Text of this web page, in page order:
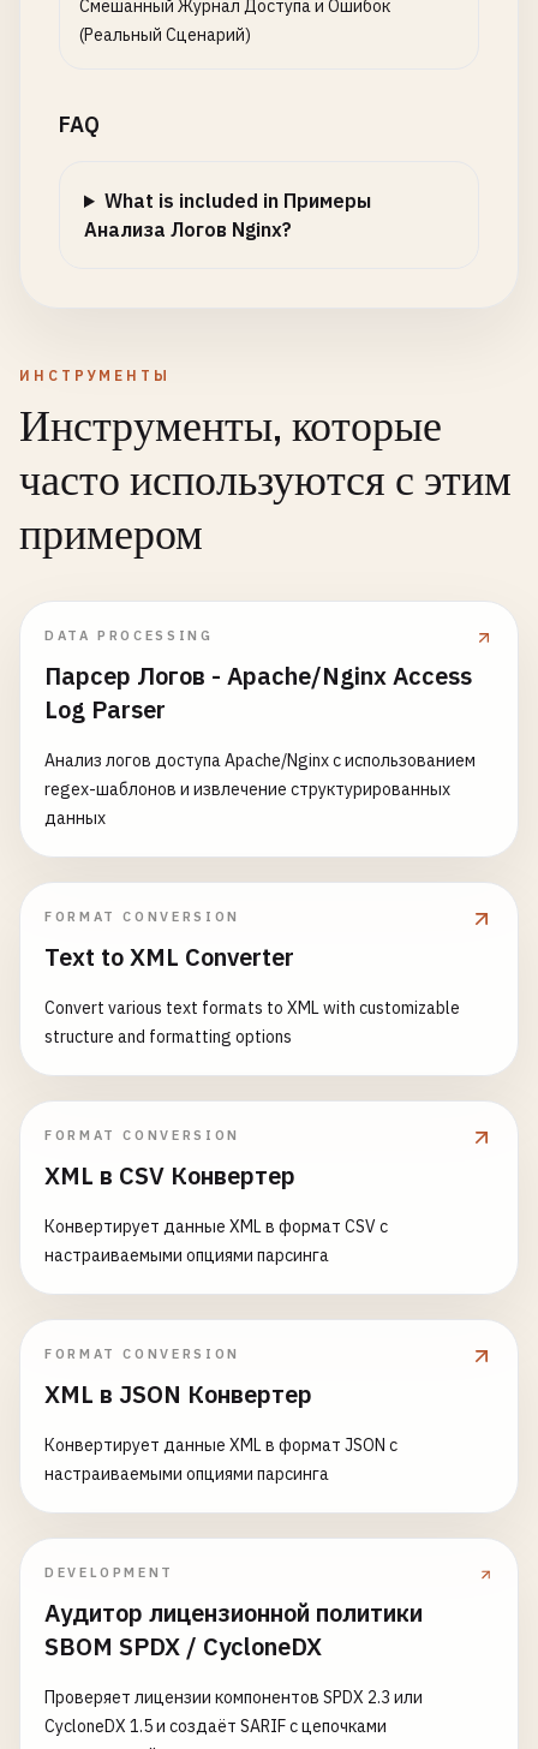
Смешанный Журнал Доступа и Ошибок
(Реальный Сценарий)
FAQ
What is included in Примеры
Анализа Логов Nginx?
ИНСТРУМЕНТЫ
Инструменты, которые
часто используются с этим
примером
DATA PROCESSING
Парсер Логов - Apache/Nginx Access
Log Parser
Анализ логов доступа Apache/Nginx с использованием
regex-шаблонов и извлечение структурированных
данных
FORMAT CONVERSION
Text to XML Converter
Convert various text formats to XML with customizable
structure and formatting options
FORMAT CONVERSION
XML в CSV Конвертер
Конвертирует данные XML в формат CSV с
настраиваемыми опциями парсинга
FORMAT CONVERSION
XML в JSON Конвертер
Конвертирует данные XML в формат JSON с
настраиваемыми опциями парсинга
DEVELOPMENT
Аудитор лицензионной политики
SBOM SPDX / CycloneDX
Проверяет лицензии компонентов SPDX 2.3 или
CycloneDX 1.5 и создаёт SARIF с цепочками